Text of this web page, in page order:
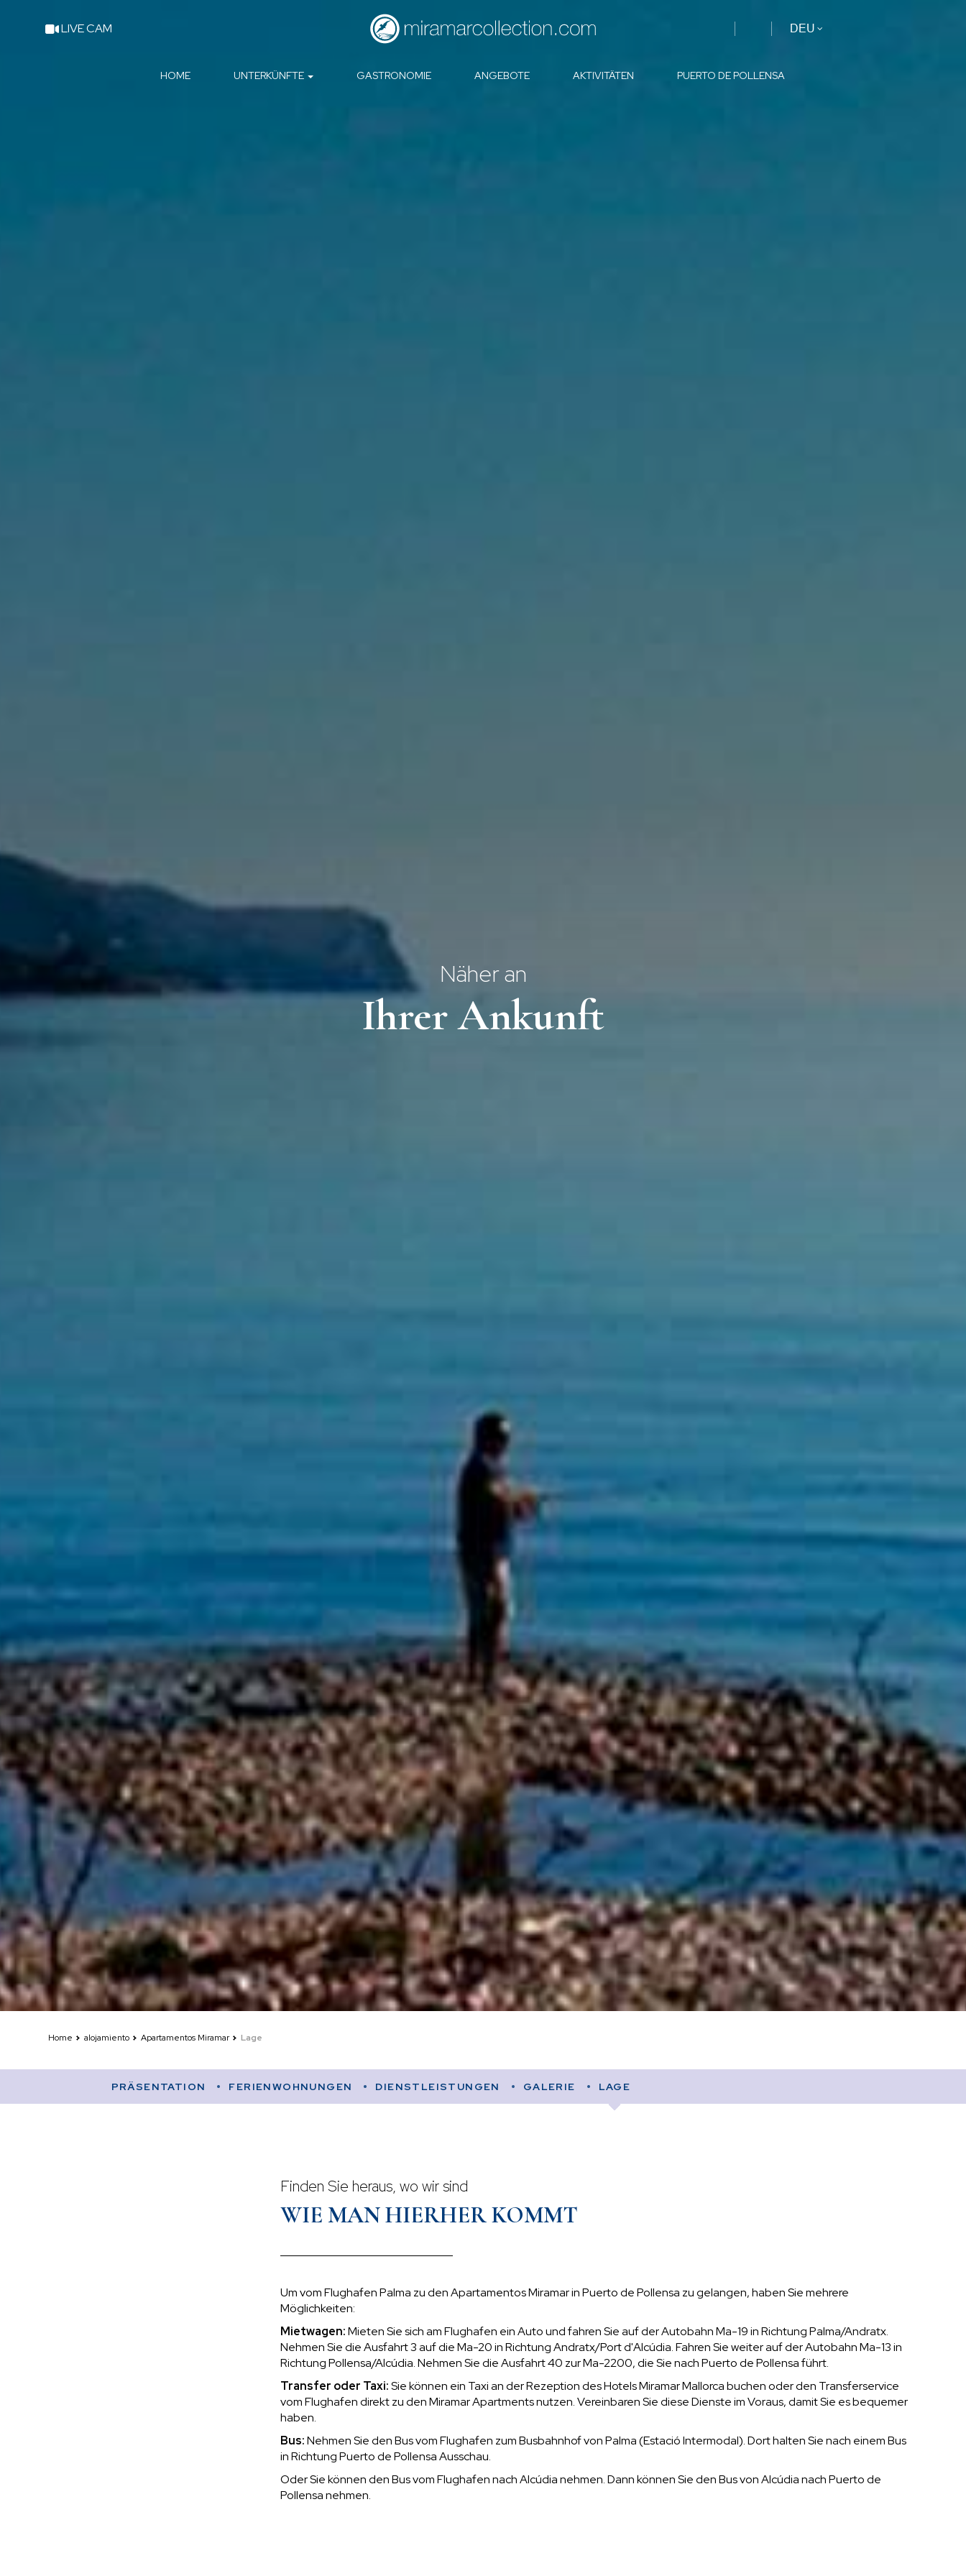
LIVE CAM DEU
HOME UNTERKÜNFTE GASTRONOMIE ANGEBOTE AKTIVITÄTEN PUERTO DE POLLENSA
Näher an
Ihrer Ankunft
Home alojamiento Apartamentos Miramar Lage
PRÄSENTATION FERIENWOHNUNGEN DIENSTLEISTUNGEN GALERIE LAGE
Finden Sie heraus, wo wir sind
WIE MAN HIERHER KOMMT
Um vom Flughafen Palma zu den Apartamentos Miramar in Puerto de Pollensa zu gelangen, haben Sie mehrere
Möglichkeiten:
Mietwagen:Mieten Sie sich am Flughafen ein Auto und fahren Sie auf der Autobahn Ma-19 in Richtung Palma/Andratx.
Nehmen Sie die Ausfahrt 3 auf die Ma-20 in Richtung Andratx/Port d'Alcúdia. Fahren Sie weiter auf der Autobahn Ma-13 in
Richtung Pollensa/Alcúdia. Nehmen Sie die Ausfahrt 40 zur Ma-2200, die Sie nach Puerto de Pollensa führt.
Transfer oder Taxi:Sie können ein Taxi an der Rezeption des Hotels Miramar Mallorca buchen oder den Transferservice
vom Flughafen direkt zu den Miramar Apartments nutzen. Vereinbaren Sie diese Dienste im Voraus, damit Sie es bequemer
haben.
Bus:Nehmen Sie den Bus vom Flughafen zum Busbahnhof von Palma (Estació Intermodal). Dort halten Sie nach einem Bus
in Richtung Puerto de Pollensa Ausschau.
Oder Sie können den Bus vom Flughafen nach Alcúdia nehmen. Dann können Sie den Bus von Alcúdia nach Puerto de
Pollensa nehmen.